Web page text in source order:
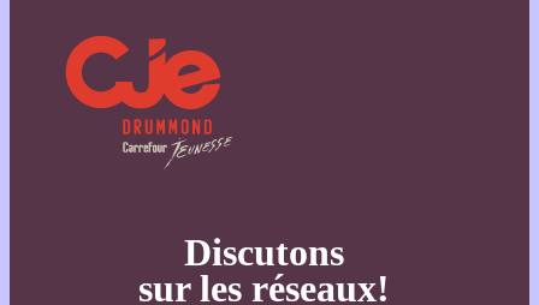
Discutons
sur les réseaux!